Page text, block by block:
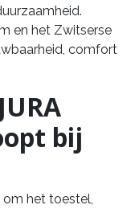
en het Zwitserse
comfort
bij
het toestel,